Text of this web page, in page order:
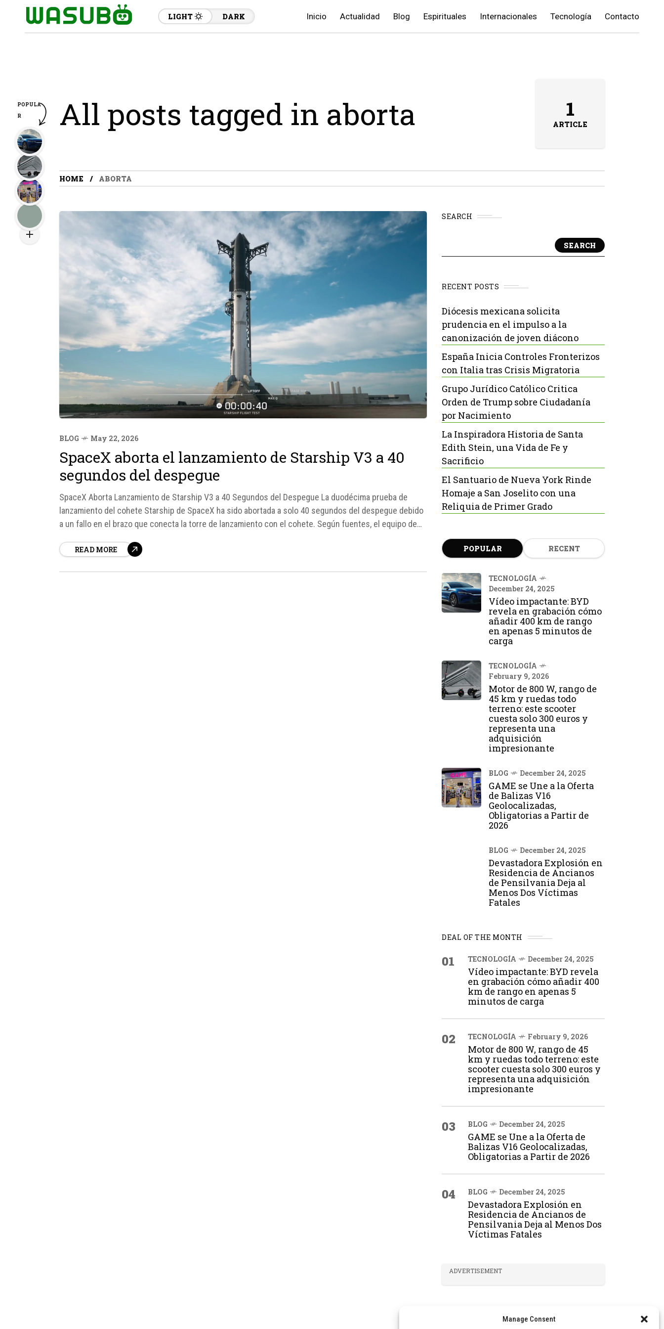
Manage Consent
LIGHT DARK Inicio Actualidad Blog Espirituales Internacionales Tecnología Contacto
All posts tagged in aborta 1
ARTICLE
HOME ABORTA
BLOG May 22, 2026
SpaceX aborta el lanzamiento de Starship V3 a 40
segundos del despegue
SpaceX Aborta Lanzamiento de Starship V3 a 40 Segundos del Despegue La duodécima prueba de
lanzamiento del cohete Starship de SpaceX ha sido abortada a solo 40 segundos del despegue debido
a un fallo en el brazo que conecta la torre de lanzamiento con el cohete. Según fuentes, el equipo de
READ MORE
SEARCH
SEARCH
RECENT POSTS
Diócesis mexicana solicita
prudencia en el impulso a la
canonización de joven diácono
España Inicia Controles Fronterizos
con Italia tras Crisis Migratoria
Grupo Jurídico Católico Critica
Orden de Trump sobre Ciudadanía
por Nacimiento
La Inspiradora Historia de Santa
Edith Stein, una Vida de Fe y
Sacrificio
El Santuario de Nueva York Rinde
Homaje a San Joselito con una
Reliquia de Primer Grado
POPULAR RECENT
TECNOLOGÍA
December 24, 2025
Vídeo impactante: BYD
revela en grabación cómo
añadir 400 km de rango
en apenas 5 minutos de
carga
TECNOLOGÍA
February 9, 2026
Motor de 800 W, rango de
45 km y ruedas todo
terreno: este scooter
cuesta solo 300 euros y
representa una
adquisición
impresionante
BLOG December 24, 2025
GAME se Une a la Oferta
de Balizas V16
Geolocalizadas,
Obligatorias a Partir de
2026
BLOG December 24, 2025
Devastadora Explosión en
Residencia de Ancianos
de Pensilvania Deja al
Menos Dos Víctimas
Fatales
DEAL OF THE MONTH
01 TECNOLOGÍA December 24, 2025
Vídeo impactante: BYD revela
en grabación cómo añadir 400
km de rango en apenas 5
minutos de carga
02 TECNOLOGÍA February 9, 2026
Motor de 800 W, rango de 45
km y ruedas todo terreno: este
scooter cuesta solo 300 euros y
representa una adquisición
impresionante
03 BLOG December 24, 2025
GAME se Une a la Oferta de
Balizas V16 Geolocalizadas,
Obligatorias a Partir de 2026
04 BLOG December 24, 2025
Devastadora Explosión en
Residencia de Ancianos de
Pensilvania Deja al Menos Dos
Víctimas Fatales
ADVERTISEMENT
POPULA
R